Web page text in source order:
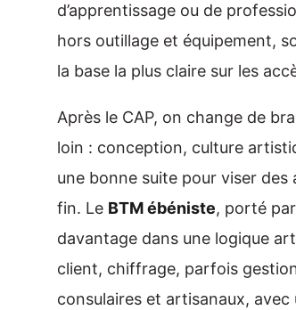
d’apprentissage ou de
hors outillage et équipement,
la base la plus claire sur les
Après le CAP, on change de
loin : conception, culture
une bonne suite pour viser des
fin. Le BTM ébéniste, porté
davantage dans une logique
client, chiffrage, parfois gestion
consulaires et artisanaux,